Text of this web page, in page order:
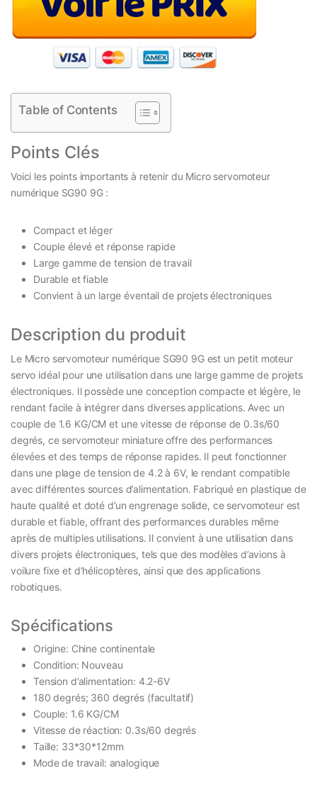
Table of Contents
Points Clés
Voici les points importants à retenir du Micro servomoteur
numérique SG90 9G :
Compact et léger
Couple élevé et réponse rapide
Large gamme de tension de travail
Durable et fiable
Convient à un large éventail de projets électroniques
Description du produit
Le Micro servomoteur numérique SG90 9G est un petit moteur
servo idéal pour une utilisation dans une large gamme de projets
électroniques. Il possède une conception compacte et légère, le
rendant facile à intégrer dans diverses applications. Avec un
couple de 1.6 KG/CM et une vitesse de réponse de 0.3s/60
degrés, ce servomoteur miniature offre des performances
élevées et des temps de réponse rapides. Il peut fonctionner
dans une plage de tension de 4.2 à 6V, le rendant compatible
avec différentes sources d’alimentation. Fabriqué en plastique de
haute qualité et doté d’un engrenage solide, ce servomoteur est
durable et fiable, offrant des performances durables même
après de multiples utilisations. Il convient à une utilisation dans
divers projets électroniques, tels que des modèles d’avions à
voilure fixe et d’hélicoptères, ainsi que des applications
robotiques.
Spécifications
Origine: Chine continentale
Condition: Nouveau
Tension d’alimentation: 4.2-6V
180 degrés; 360 degrés (facultatif)
Couple: 1.6 KG/CM
Vitesse de réaction: 0.3s/60 degrés
Taille: 33*30*12mm
Mode de travail: analogique